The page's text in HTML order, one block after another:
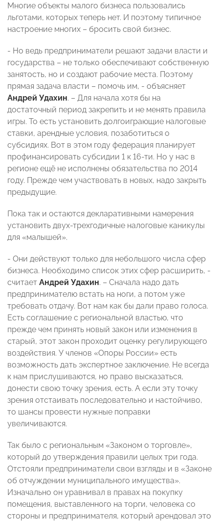
Многие объекты малого бизнеса пользовались
льготами, которых теперь нет. И поэтому типичное
настроение многих – бросить свой бизнес.
- Но ведь предприниматели решают задачи власти и
государства – не только обеспечивают собственную
занятость, но и создают рабочие места. Поэтому
прямая задача власти – помочь им, - объясняет
Андрей Удахин. – Для начала хотя бы на
достаточный период закрепить и не менять правила
игры. То есть установить долгоиграющие налоговые
ставки, арендные условия, позаботиться о
субсидиях. Вот в этом году федерация планирует
профинансировать субсидии 1 к 16-ти. Но у нас в
регионе ещё не исполнены обязательства по 2014
году. Прежде чем участвовать в новых, надо закрыть
предыдущие.
Пока так и остаются декларативными намерения
установить двух-трехгодичные налоговые каникулы
для «малышей».
- Они действуют только для небольшого числа сфер
бизнеса. Необходимо список этих сфер расширить, -
считает Андрей Удахин. – Сначала надо дать
предпринимателю встать на ноги, а потом уже
требовать отдачу. Вот нам как бы дали право голоса.
Есть соглашение с региональной властью, что
прежде чем принять новый закон или изменения в
старый, этот закон проходит оценку регулирующего
воздействия. У членов «Опоры России» есть
возможность дать экспертное заключение. Не всегда
к нам прислушиваются, но право высказаться,
донести свою точку зрения, есть. А если эту точку
зрения отстаивать последовательно и настойчиво,
то шансы провести нужные поправки
увеличиваются.
Так было с региональным «Законом о торговле»,
который до утверждения правили целых три года.
Отстояли предприниматели свои взгляды и в «Законе
об отчуждении муниципального имущества».
Изначально он уравнивал в правах на покупку
помещения, выставленного на торги, человека со
стороны и предпринимателя, который арендовал это